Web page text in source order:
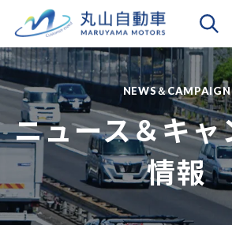
NEWS＆CAMPAIGN
ニュース＆キャ
情報